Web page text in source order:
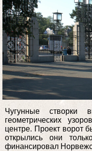
Чугунные створки
геометрических
центре. Проект ворот
открылись они
финансировал